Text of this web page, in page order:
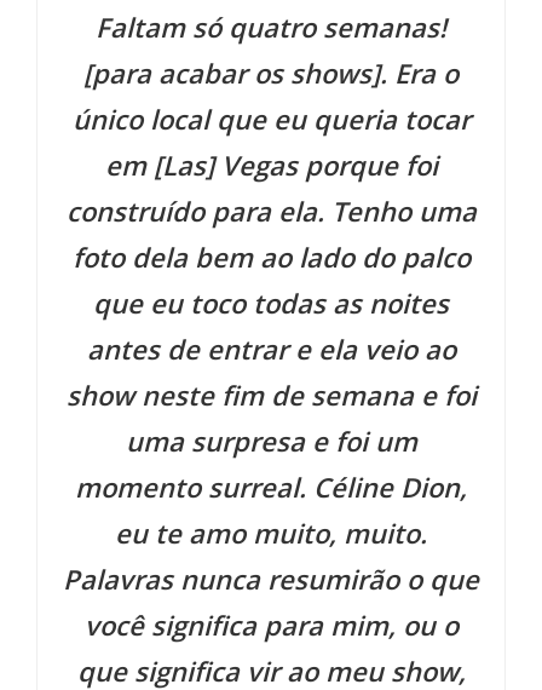
Faltam só quatro semanas!
[para acabar os shows]. Era o
único local que eu queria tocar
em [Las] Vegas porque foi
construído para ela. Tenho uma
foto dela bem ao lado do palco
que eu toco todas as noites
antes de entrar e ela veio ao
show neste fim de semana e foi
uma surpresa e foi um
momento surreal. Céline Dion,
eu te amo muito, muito.
Palavras nunca resumirão o que
você significa para mim, ou o
que significa vir ao meu show,